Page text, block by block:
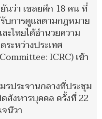
ว่า เชลยศึก 18 คน ที่
บการดูแลตามกฎหมาย
ะไทยได้อำนวยความ
ะหว่างประเทศ
ICRC) เข้า
รประจานกลางที่ประชุม
สังหารบุคคล ครั้งที่ 22
นีวา